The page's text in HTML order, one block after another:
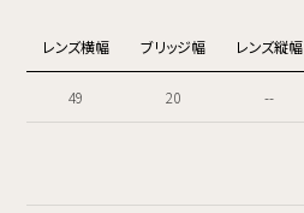
レンズ横幅 ブリッジ幅 レンズ縦幅
49 20 --